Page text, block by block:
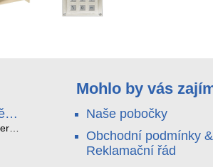
a
Mohlo by vás
Naše pobočky
Obchodní podmínky &
Reklamační řád